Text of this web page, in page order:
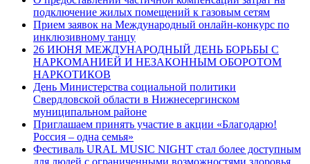
подключение жилых помещений к газовым сетям
Прием заявок на Международный онлайн-конкурс по
инклюзивному танцу
26 ИЮНЯ МЕЖДУНАРОДНЫЙ ДЕНЬ БОРЬБЫ С
НАРКОМАНИЕЙ И НЕЗАКОННЫМ ОБОРОТОМ
НАРКОТИКОВ
День Министерства социальной политики
Свердловской области в Нижнесергинском
муниципальном районе
Приглашаем принять участие в акции «Благодарю!
Россия – одна семья»
Фестиваль URAL MUSIC NIGHT стал более доступным
для людей с ограниченными возможностями здоровья